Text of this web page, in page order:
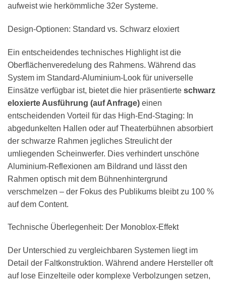
aufweist wie herkömmliche 32er Systeme.
Design-Optionen: Standard vs. Schwarz eloxiert
Ein entscheidendes technisches Highlight ist die
Oberflächenveredelung des Rahmens. Während das
System im Standard-Aluminium-Look für universelle
Einsätze verfügbar ist, bietet die hier präsentierte schwarz
eloxierte Ausführung (auf Anfrage) einen
entscheidenden Vorteil für das High-End-Staging: In
abgedunkelten Hallen oder auf Theaterbühnen absorbiert
der schwarze Rahmen jegliches Streulicht der
umliegenden Scheinwerfer. Dies verhindert unschöne
Aluminium-Reflexionen am Bildrand und lässt den
Rahmen optisch mit dem Bühnenhintergrund
verschmelzen – der Fokus des Publikums bleibt zu 100 %
auf dem Content.
Technische Überlegenheit: Der Monoblox-Effekt
Der Unterschied zu vergleichbaren Systemen liegt im
Detail der Faltkonstruktion. Während andere Hersteller oft
auf lose Einzelteile oder komplexe Verbolzungen setzen,